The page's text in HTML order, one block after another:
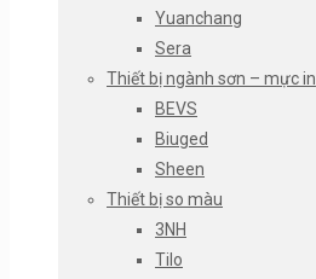
Yuanchang
Sera
Thiết bị ngành sơn – mực in
BEVS
Biuged
Sheen
Thiết bị so màu
3NH
Tilo